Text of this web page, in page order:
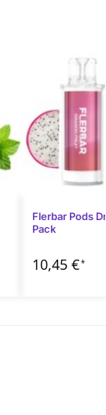
Flerbar Pods
Pack
10,45 €*